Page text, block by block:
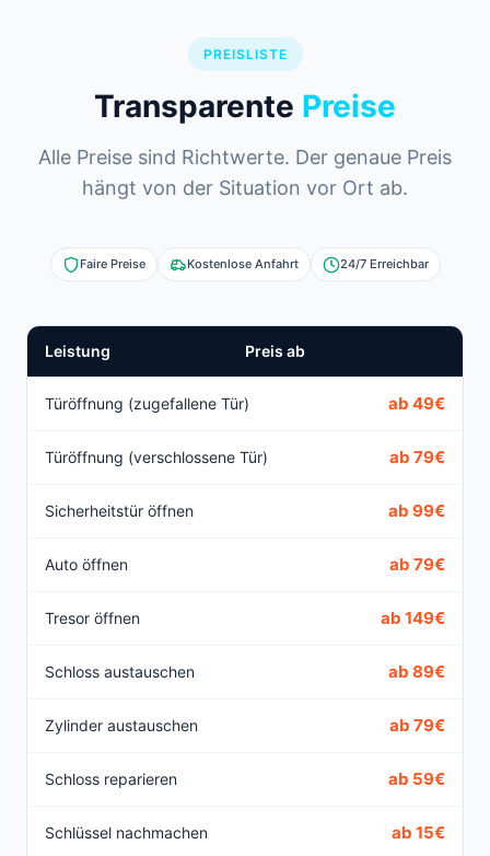
PREISLISTE
Transparente Preise
Alle Preise sind Richtwerte. Der genaue Preis
hängt von der Situation vor Ort ab.
Faire Preise Kostenlose Anfahrt 24/7 Erreichbar
Leistung Preis ab
Türöffnung (zugefallene Tür) ab 49€
Türöffnung (verschlossene Tür) ab 79€
Sicherheitstür öffnen ab 99€
Auto öffnen ab 79€
Tresor öffnen ab 149€
Schloss austauschen ab 89€
Zylinder austauschen ab 79€
Schloss reparieren ab 59€
Schlüssel nachmachen ab 15€